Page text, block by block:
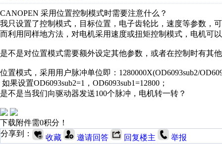
CANOPEN 采用位置控制模式时需要注意什么？
我只设置了控制模式，目标位置，电子齿轮比，速度等参数，
而利用同样地方法，对电机采用速度或扭矩控制模式，电机可
是不是对位置模式需要额外设定其他参数，或者在控制时有其
位置模式，采用用户脉冲单位即：1280000X(OD6093sub2/
如果设置OD6093sub2=1，OD6093sub1=12800；
是不是当我们向驱动器发送100个脉冲，电机转一转？
下载附件需0积分！
分享到：
收藏 邀请回答 回复楼主 举报